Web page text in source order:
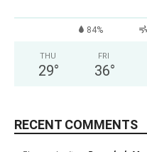
84%
THU
29°
FRI
36°
RECENT COMMENTS